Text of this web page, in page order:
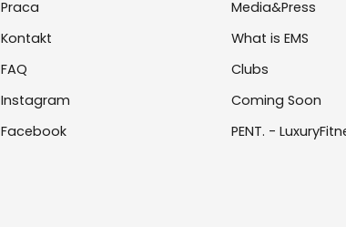
Praca
Kontakt
FAQ
Instagram
Facebook
Media&Press
What is EMS
Clubs
Coming Soon
PENT. -